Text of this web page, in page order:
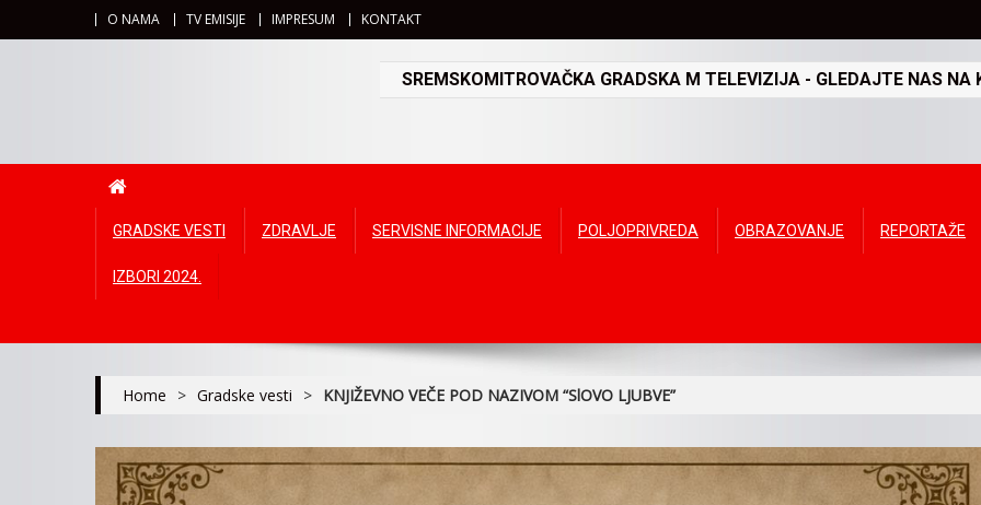
O NAMA TV EMISIJE IMPRESUM KONTAKT
SREMSKOMITROVAČKA GRADSKA M TELEVIZIJA - GLEDAJTE NAS
GRADSKE VESTI ZDRAVLJE SERVISNE INFORMACIJE POLJOPRIVREDA OBRAZOVANJE REPORTAŽE
IZBORI 2024.
Home > Gradske vesti > KNJIŽEVNO VEČE POD NAZIVOM “SlOVO LJUBVE”